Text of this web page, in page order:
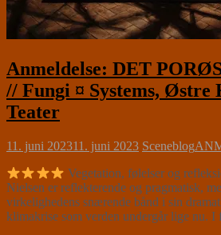
Anmeldelse: DET
// Fungi ¤ Systems, Østre
Teater
11. juni 202311. juni 2023 Sceneblog
Vegetation, følelser og
Nielsen er reflekterende og pragmatisk,
virkelighedens snærende bånd i sin
klimakrise som verden undergår lige